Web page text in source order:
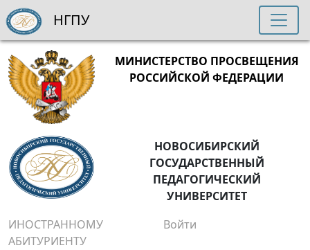
МИНИСТЕРСТВО ПРОСВЕЩЕНИЯ
РОССИЙСКОЙ ФЕДЕРАЦИИ
НОВОСИБИРСКИЙ
ГОСУДАРСТВЕННЫЙ
ПЕДАГОГИЧЕСКИЙ
УНИВЕРСИТЕТ
ИНОСТРАННОМУ
АБИТУРИЕНТУ
Войти
НГПУ